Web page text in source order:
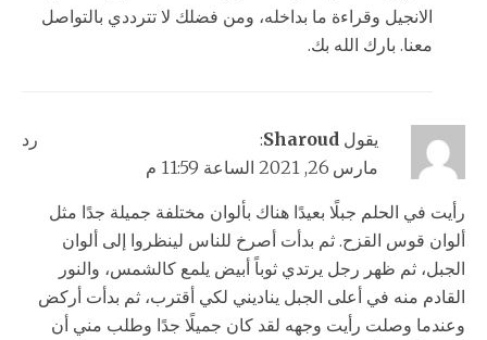
الانجيل وقراءة ما بداخله، ومن فضلك لا تترددي بالتواصل
معنا. بارك الله بك.
يقول Sharoud
:
مارس 26, 2021 الساعة 11:59 م
رأيت في الحلم جبلًا بعيدًا هناك بألوان مختلفة جميلة جدًا مثل
ألوان قوس القزح. ثم بدأت أصرخ للناس لينظروا إلى ألوان
الجبل، ثم ظهر رجل يرتدي ثوباً أبيض يلمع كالشمس، والنور
القادم منه في أعلى الجبل يناديني لكي أقترب، ثم بدأت أركض
وعندما وصلت رأيت وجهه لقد كان جميلًا جدًا وطلب مني أن
رد